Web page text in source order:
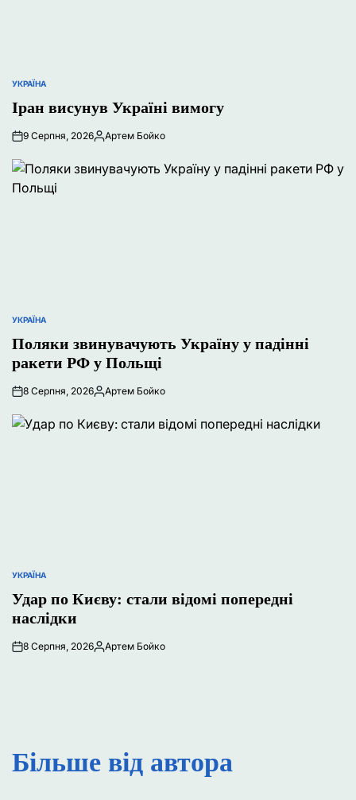
ОПУБЛІКУВАТИ
УКРАЇНА
Іран висунув Україні вимогу
9 Серпня, 2026Опубліковано
Артем Бойко
ОПУБЛІКУВАТИ
УКРАЇНА
Поляки звинувачують Україну у падінні
ракети РФ у Польщі
8 Серпня, 2026Опубліковано
Артем Бойко
ОПУБЛІКУВАТИ
УКРАЇНА
Удар по Києву: стали відомі попередні
наслідки
8 Серпня, 2026Опубліковано
Артем Бойко
Більше від автора